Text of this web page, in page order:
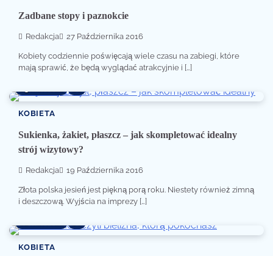
Zadbane stopy i paznokcie
Redakcja 27 Października 2016
Kobiety codziennie poświęcają wiele czasu na zabiegi, które
mają sprawić, że będą wyglądać atrakcyjnie i […]
KOBIETA
Sukienka, żakiet, płaszcz – jak skompletować idealny
strój wizytowy?
Redakcja 19 Października 2016
Złota polska jesień jest piękną porą roku. Niestety również zimną
i deszczową. Wyjścia na imprezy […]
KOBIETA